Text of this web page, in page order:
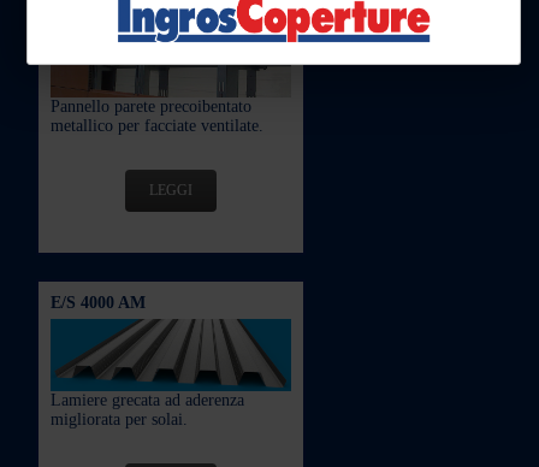
Pannello parete precoibentato
metallico per facciate ventilate.
LEGGI
E/S 4000 AM
Lamiere grecata ad aderenza
migliorata per solai.